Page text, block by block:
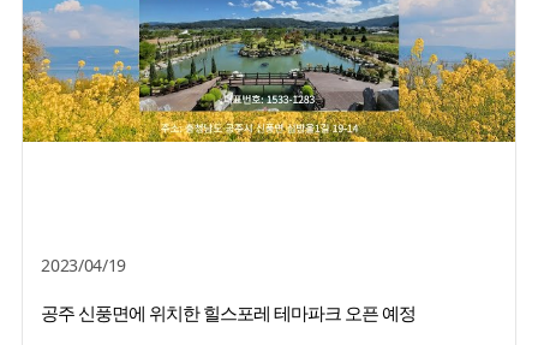
2023/04/19
공주 신풍면에 위치한 힐스포레 테마파크 오픈 예정